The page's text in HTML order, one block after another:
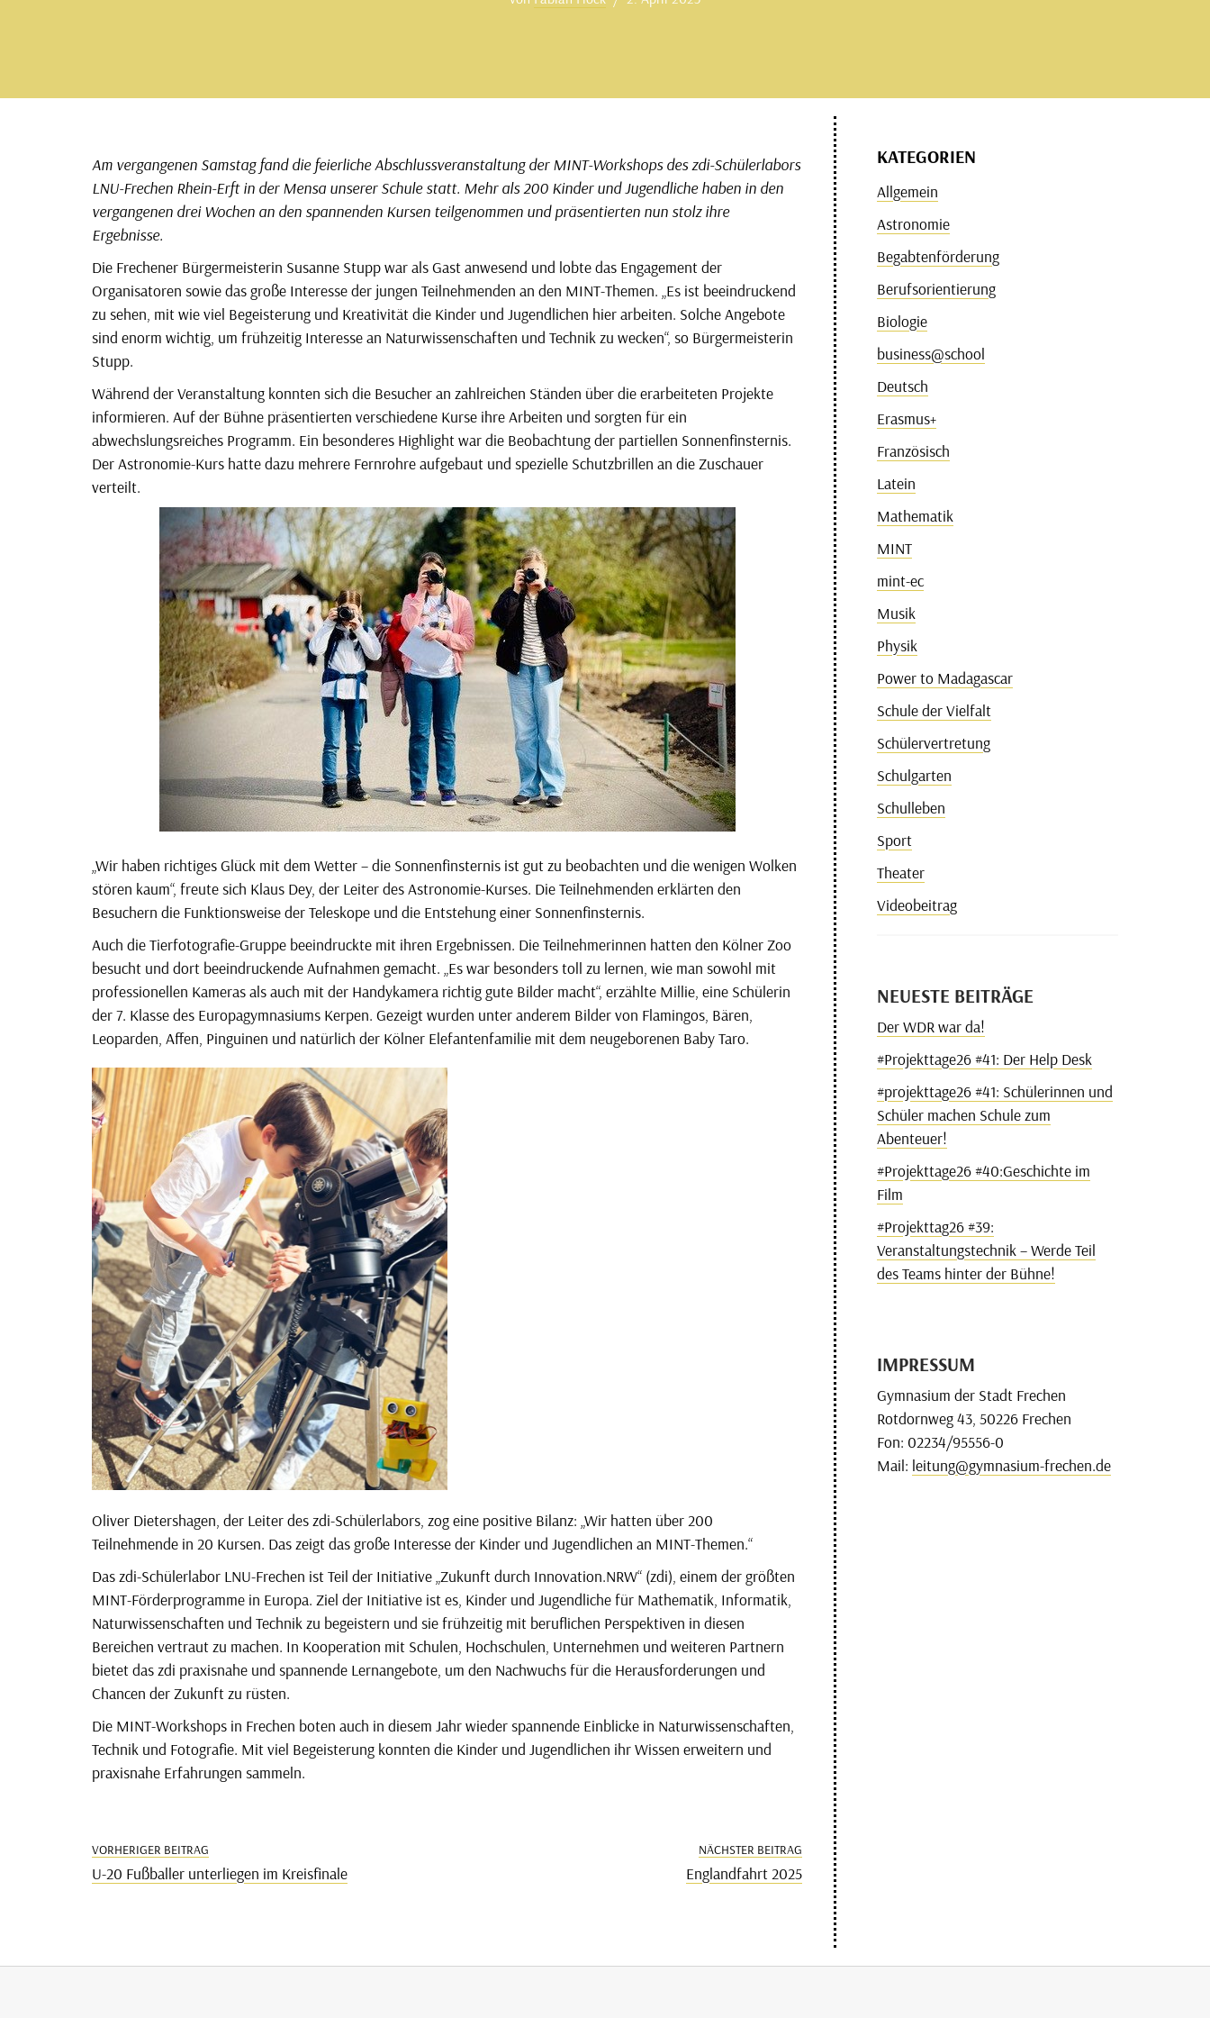
Am vergangenen Samstag fand die feierliche Abschlussveranstaltung der MINT-Workshops des zdi-Schülerlabors
LNU-Frechen Rhein-Erft in der Mensa unserer Schule statt. Mehr als 200 Kinder und Jugendliche haben in den
vergangenen drei Wochen an den spannenden Kursen teilgenommen und präsentierten nun stolz ihre
Ergebnisse.
Die Frechener Bürgermeisterin Susanne Stupp war als Gast anwesend und lobte das Engagement der
Organisatoren sowie das große Interesse der jungen Teilnehmenden an den MINT-Themen. „Es ist beeindruckend
zu sehen, mit wie viel Begeisterung und Kreativität die Kinder und Jugendlichen hier arbeiten. Solche Angebote
sind enorm wichtig, um frühzeitig Interesse an Naturwissenschaften und Technik zu wecken“, so Bürgermeisterin
Stupp.
Während der Veranstaltung konnten sich die Besucher an zahlreichen Ständen über die erarbeiteten Projekte
informieren. Auf der Bühne präsentierten verschiedene Kurse ihre Arbeiten und sorgten für ein
abwechslungsreiches Programm. Ein besonderes Highlight war die Beobachtung der partiellen Sonnenfinsternis.
Der Astronomie-Kurs hatte dazu mehrere Fernrohre aufgebaut und spezielle Schutzbrillen an die Zuschauer
verteilt.
„Wir haben richtiges Glück mit dem Wetter – die Sonnenfinsternis ist gut zu beobachten und die wenigen Wolken
stören kaum“, freute sich Klaus Dey, der Leiter des Astronomie-Kurses. Die Teilnehmenden erklärten den
Besuchern die Funktionsweise der Teleskope und die Entstehung einer Sonnenfinsternis.
Auch die Tierfotografie-Gruppe beeindruckte mit ihren Ergebnissen. Die Teilnehmerinnen hatten den Kölner Zoo
besucht und dort beeindruckende Aufnahmen gemacht. „Es war besonders toll zu lernen, wie man sowohl mit
professionellen Kameras als auch mit der Handykamera richtig gute Bilder macht“, erzählte Millie, eine Schülerin
der 7. Klasse des Europagymnasiums Kerpen. Gezeigt wurden unter anderem Bilder von Flamingos, Bären,
Leoparden, Affen, Pinguinen und natürlich der Kölner Elefantenfamilie mit dem neugeborenen Baby Taro.
Oliver Dietershagen, der Leiter des zdi-Schülerlabors, zog eine positive Bilanz: „Wir hatten über 200
Teilnehmende in 20 Kursen. Das zeigt das große Interesse der Kinder und Jugendlichen an MINT-Themen.“
Das zdi-Schülerlabor LNU-Frechen ist Teil der Initiative „Zukunft durch Innovation.NRW“ (zdi), einem der größten
MINT-Förderprogramme in Europa. Ziel der Initiative ist es, Kinder und Jugendliche für Mathematik, Informatik,
Naturwissenschaften und Technik zu begeistern und sie frühzeitig mit beruflichen Perspektiven in diesen
Bereichen vertraut zu machen. In Kooperation mit Schulen, Hochschulen, Unternehmen und weiteren Partnern
bietet das zdi praxisnahe und spannende Lernangebote, um den Nachwuchs für die Herausforderungen und
Chancen der Zukunft zu rüsten.
Die MINT-Workshops in Frechen boten auch in diesem Jahr wieder spannende Einblicke in Naturwissenschaften,
Technik und Fotografie. Mit viel Begeisterung konnten die Kinder und Jugendlichen ihr Wissen erweitern und
praxisnahe Erfahrungen sammeln.
VORHERIGER BEITRAG
U-20 Fußballer unterliegen im Kreisfinale
NÄCHSTER BEITRAG
Englandfahrt 2025
KATEGORIEN
Allgemein
Astronomie
Begabtenförderung
Berufsorientierung
Biologie
business@school
Deutsch
Erasmus+
Französisch
Latein
Mathematik
MINT
mint-ec
Musik
Physik
Power to Madagascar
Schule der Vielfalt
Schülervertretung
Schulgarten
Schulleben
Sport
Theater
Videobeitrag
NEUESTE BEITRÄGE
Der WDR war da!
#Projekttage26 #41: Der Help Desk
#projekttage26 #41: Schülerinnen und
Schüler machen Schule zum
Abenteuer!
#Projekttage26 #40:Geschichte im
Film
#Projekttag26 #39:
Veranstaltungstechnik – Werde Teil
des Teams hinter der Bühne!
IMPRESSUM
Gymnasium der Stadt Frechen
Rotdornweg 43, 50226 Frechen
Fon: 02234/95556-0
Mail: leitung@gymnasium-frechen.de